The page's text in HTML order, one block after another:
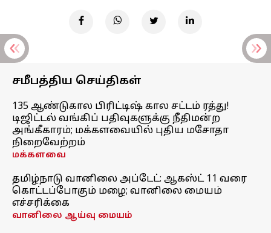
சமீபத்திய செய்திகள்
135 ஆண்டுகால பிரிட்டிஷ் கால சட்டம் ரத்து!
டிஜிட்டல் வங்கிப் பதிவுகளுக்கு நீதிமன்ற
அங்கீகாரம்; மக்களவையில் புதிய மசோதா
நிறைவேற்றம்
மக்களவை
தமிழ்நாடு வானிலை அப்டேட்: ஆகஸ்ட் 11 வரை
கொட்டப்போகும் மழை; வானிலை மையம்
எச்சரிக்கை
வானிலை ஆய்வு மையம்